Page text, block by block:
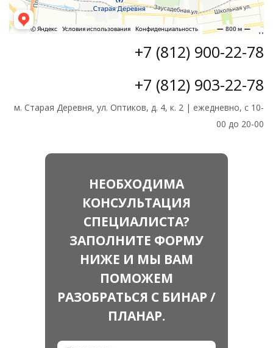
+7 (812) 900-22-78
+7 (812) 903-22-78
м. Старая Деревня, ул. Оптиков, д. 4, к. 2 | ежедневно, с 10-
00 до 20-00
НЕОБХОДИМА
КОНСУЛЬТАЦИЯ
СПЕЦИАЛИСТА?
ЗАПОЛНИТЕ ФОРМУ
НИЖЕ И МЫ ВАМ
ПОМОЖЕМ
РАЗОБРАТЬСЯ С БИНАР /
ПЛАНАР.